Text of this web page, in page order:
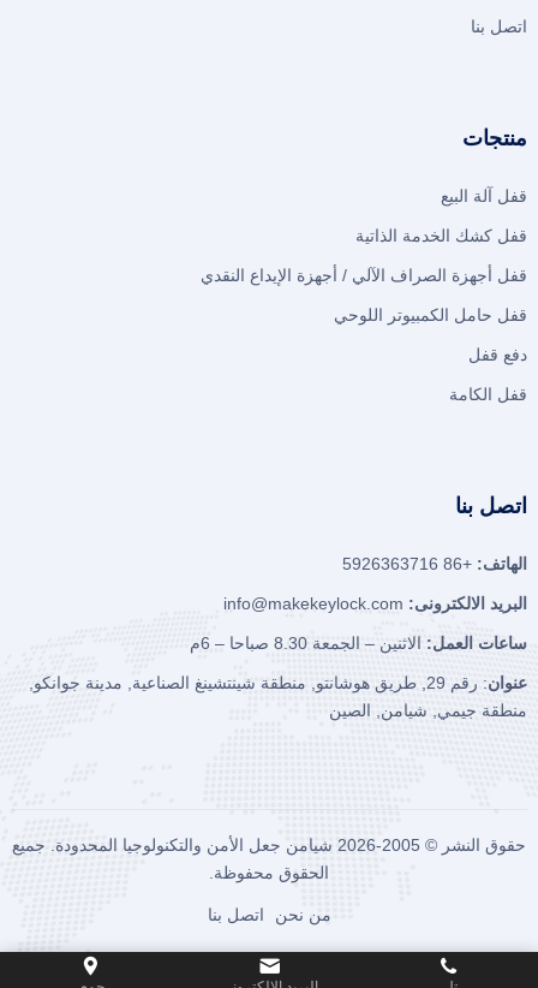
اتصل بنا
منتجات
قفل آلة البيع
قفل كشك الخدمة الذاتية
قفل أجهزة الصراف الآلي / أجهزة الإيداع النقدي
قفل حامل الكمبيوتر اللوحي
دفع قفل
قفل الكامة
اتصل بنا
الهاتف: +86 5926363716
البريد الالكترونى: info@makekeylock.com
ساعات العمل: الاثنين – الجمعة 8.30 صباحا – 6م
عنوان
: رقم 29, طريق هوشانتو, منطقة شينتشينغ الصناعية, مدينة جوانكو,
منطقة جيمي, شيامن, الصين
حقوق النشر © 2005-2026 شيامن جعل الأمن والتكنولوجيا المحدودة. جميع
الحقوق محفوظة.
من نحن اتصل بنا